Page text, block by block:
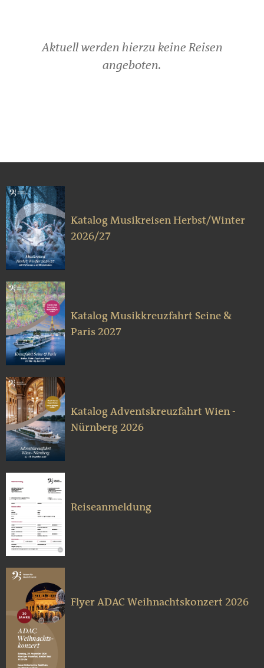
Aktuell werden hierzu keine Reisen
angeboten.
Katalog Musikreisen Herbst/Winter
2026/27
Katalog Musikkreuzfahrt Seine &
Paris 2027
Katalog Adventskreuzfahrt Wien -
Nürnberg 2026
Reiseanmeldung
Flyer ADAC Weihnachtskonzert 2026